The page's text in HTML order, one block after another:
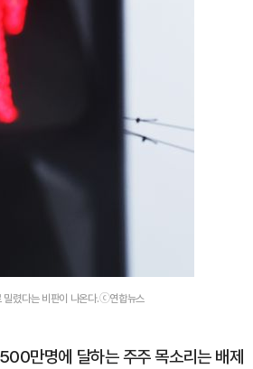
밀렸다는 비판이 나온다.ⓒ연합뉴스
만명에 달하는 주주 목소리는 배제